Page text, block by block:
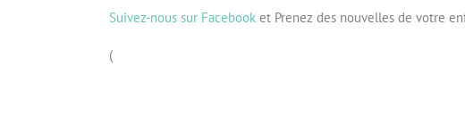
Suivez-nous sur Facebooket Prenez des nouvelles de votre
(